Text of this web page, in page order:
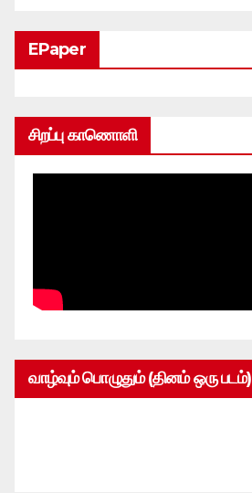
EPaper
சிறப்பு காணொளி
வாழ்வும் பொழுதும் (தினம் ஒரு படம்)